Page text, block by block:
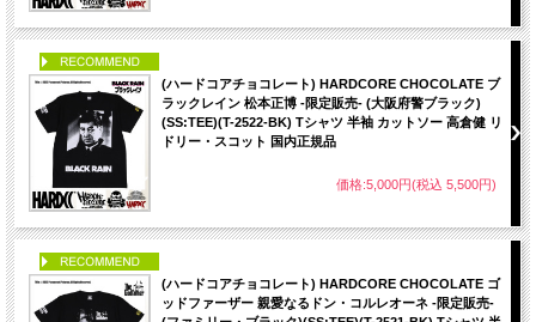
(ハードコアチョコレート) HARDCORE CHOCOLATE ブ
ラックレイン 松本正博 -限定販売- (大阪府警ブラック)
(SS:TEE)(T-2522-BK) Tシャツ 半袖 カットソー 高倉健 リ
ドリー・スコット 国内正規品
価格:5,000円(税込 5,500円)
(ハードコアチョコレート) HARDCORE CHOCOLATE ゴ
ッドファーザー 親愛なるドン・コルレオーネ -限定販売-